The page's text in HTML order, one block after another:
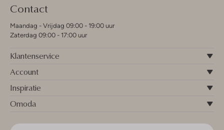
Contact
Maandag - Vrijdag 09:00 - 19:00 uur
Zaterdag 09:00 - 17:00 uur
Klantenservice
Account
Inspiratie
Omoda